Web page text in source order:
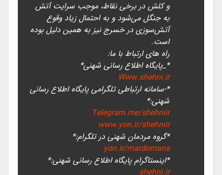
و کلش در برخی نقاط، موجب سرایت آتش
به جنگل می‌شود و به احتمال زیاد وقوع
آتش‌سوزی در خسرج نیز به همین دلیل بوده
است.
راه های ارتباط با ما:
*_پایگاه اطلاع رسانی شهنی*
Www.shehni.ir
*-سامانه ارتباطی تلگرامی پایگاه اطلاع رسانی
شهنی:*
Telegram.me/shehniir
www.yon.ir/shehniir
*گروه مردمان شهنی در تلگرام:*
yon.ir/mardomans
*اینستاگرام پایگاه اطلاع رسانی شهنی:*
shehni.ir